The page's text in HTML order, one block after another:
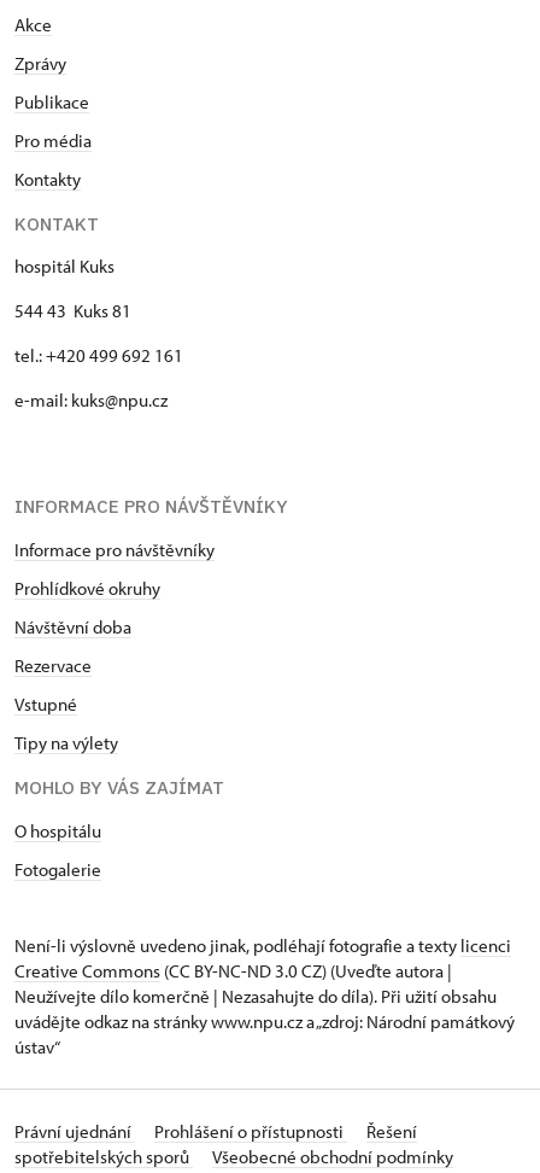
Akce
Zprávy
Publikace
Pro média
Kontakty
KONTAKT
hospitál Kuks
544 43 Kuks 81
tel.: +420 499 692 161
e-mail: kuks@npu.cz
INFORMACE PRO NÁVŠTĚVNÍKY
Informace pro návštěvníky
Prohlídkové okruhy
Návštěvní doba
Rezervace
Vstupné
Tipy na výlety
MOHLO BY VÁS ZAJÍMAT
O hospitálu
Fotogalerie
Není-li výslovně uvedeno jinak, podléhají fotografie a texty licenci
Creative Commons (CC BY-NC-ND 3.0 CZ) (Uveďte autora |
Neužívejte dílo komerčně | Nezasahujte do díla). Při užití obsahu
uvádějte odkaz na stránky www.npu.cz a „zdroj: Národní památkový
ústav“
Právní ujednání Prohlášení o přístupnosti
Řešení
spotřebitelských sporů
Všeobecné obchodní podmínky